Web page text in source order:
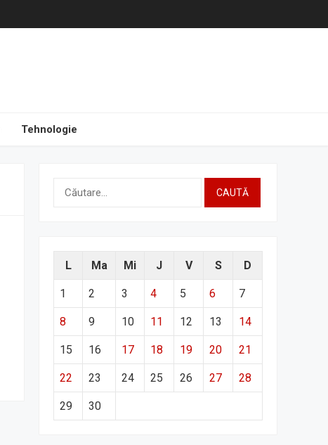
Tehnologie
Caută
L Ma Mi J V S D
1 2 3 4 5 6 7
8 9 10 11 12 13 14
15 16 17 18 19 20 21
22 23 24 25 26 27 28
29 30